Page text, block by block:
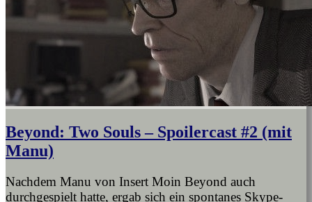
Beyond: Two Souls – Spoilercast #2 (mit
Manu)
Nachdem Manu von Insert Moin Beyond auch
durchgespielt hatte, ergab sich ein spontanes Skype-